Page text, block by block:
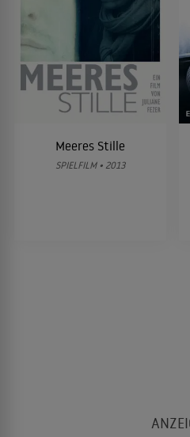
Meeres Stille
SPIELFILM • 2013